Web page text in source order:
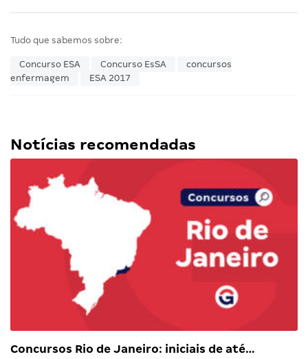
Tudo que sabemos sobre:
Concurso ESA Concurso EsSA
concursos
enfermagem
ESA 2017
Notícias recomendadas
Concursos Rio de Janeiro: iniciais de até…